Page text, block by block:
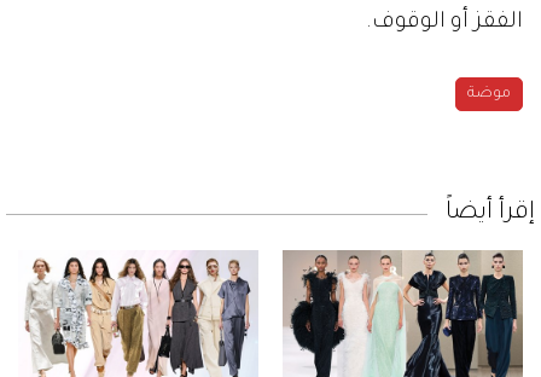
الفقز أو الوقوف.
موضة
إقرأ أيضاً